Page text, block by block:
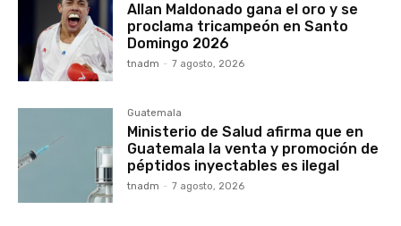
Allan Maldonado gana el oro y se
proclama tricampeón en Santo
Domingo 2026
tnadm - 7 agosto, 2026
Guatemala
Ministerio de Salud afirma que en
Guatemala la venta y promoción de
péptidos inyectables es ilegal
tnadm - 7 agosto, 2026